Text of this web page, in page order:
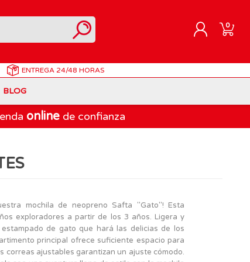
REGISTRARME
0
ENTREGA 24/48 HORAS
Muñecas Famosa
Playmobil
Spiderman
The Bellies
BLOG
online de confianza
mochila de neopreno Safta "Gato"! Esta
exploradores a partir de los 3 años. Ligera y
de gato que hará las delicias de los
principal ofrece suficiente espacio para
correas ajustables garantizan un ajuste cómodo.